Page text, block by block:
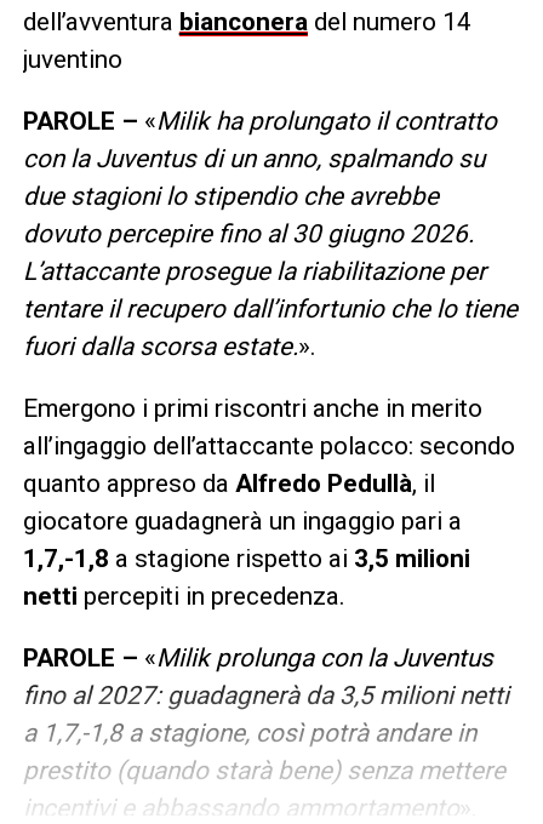
dell’avventura bianconera del numero 14
juventino
PAROLE – «Milik ha prolungato il contratto
con la Juventus di un anno, spalmando su
due stagioni lo stipendio che avrebbe
dovuto percepire fino al 30 giugno 2026.
L’attaccante prosegue la riabilitazione per
tentare il recupero dall’infortunio che lo tiene
fuori dalla scorsa estate.».
Emergono i primi riscontri anche in merito
all’ingaggio dell’attaccante polacco: secondo
quanto appreso da Alfredo Pedullà, il
giocatore guadagnerà un ingaggio pari a
1,7,-1,8 a stagione rispetto ai 3,5 milioni
netti percepiti in precedenza.
PAROLE – «Milik prolunga con la Juventus
fino al 2027: guadagnerà da 3,5 milioni netti
a 1,7,-1,8 a stagione, così potrà andare in
prestito (quando starà bene) senza mettere
incentivi e abbassando ammortamento».